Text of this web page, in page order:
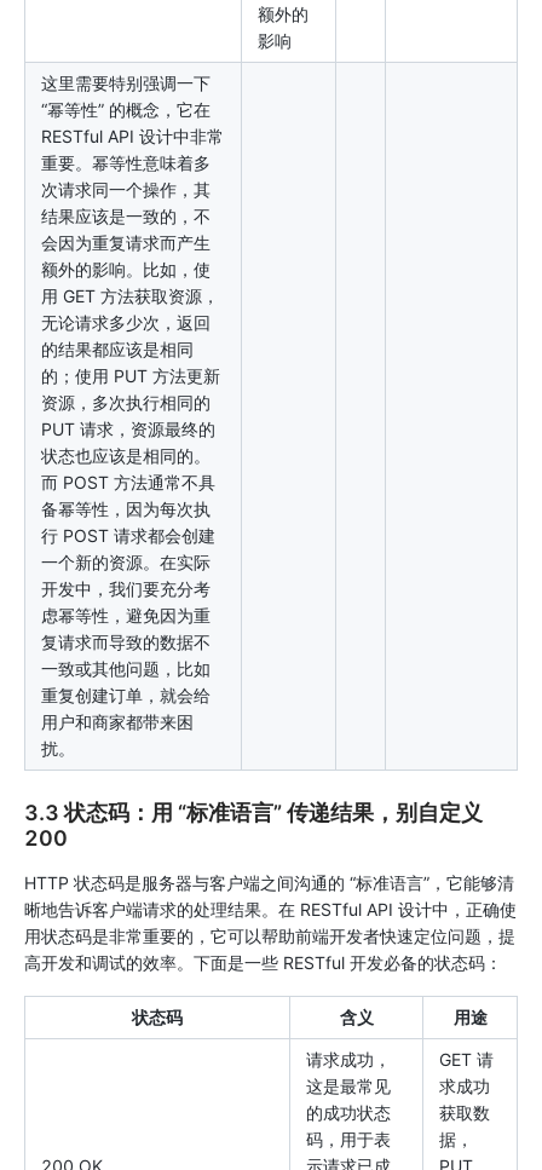
额外的
影响
这里需要特别强调一下
“幂等性” 的概念，它在
RESTful API 设计中非常
重要。幂等性意味着多
次请求同一个操作，其
结果应该是一致的，不
会因为重复请求而产生
额外的影响。比如，使
用 GET 方法获取资源，
无论请求多少次，返回
的结果都应该是相同
的；使用 PUT 方法更新
资源，多次执行相同的
PUT 请求，资源最终的
状态也应该是相同的。
而 POST 方法通常不具
备幂等性，因为每次执
行 POST 请求都会创建
一个新的资源。在实际
开发中，我们要充分考
虑幂等性，避免因为重
复请求而导致的数据不
一致或其他问题，比如
重复创建订单，就会给
用户和商家都带来困
扰。
3.3 状态码：用 “标准语言” 传递结果，别自定义
200
HTTP 状态码是服务器与客户端之间沟通的 “标准语言”，它能够清
晰地告诉客户端请求的处理结果。在 RESTful API 设计中，正确使
用状态码是非常重要的，它可以帮助前端开发者快速定位问题，提
高开发和调试的效率。下面是一些 RESTful 开发必备的状态码：
状态码 含义 用途
请求成功，
这是最常见
的成功状态
码，用于表
GET 请
求成功
获取数
据，